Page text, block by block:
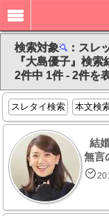
検索対象
：スレ
『大島優子』検索
2件中 1件 - 2件を
スレタイ検索 本文検
結
無言